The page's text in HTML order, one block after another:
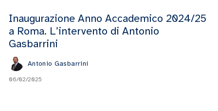
Inaugurazione Anno Accademico 2024/25
a Roma. L’intervento di Antonio
Gasbarrini
Antonio Gasbarrini
06/02/2025